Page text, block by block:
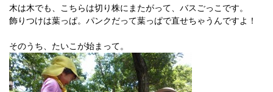
木は木でも、こちらは切り株にまたがって、バスごっこです。
飾りつけは葉っぱ。パンクだって葉っぱで直せちゃうんですよ！
そのうち、たいこが始まって。